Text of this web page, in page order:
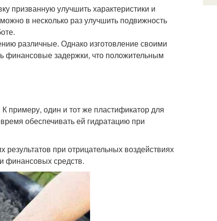
призванную улучшить характеристики и
в несколько раз улучшить подвижность
различные. Однако изготовление своими
финансовые задержки, что положительным
К примеру, один и тот же пластификатор для
обеспечивать ей гидратацию при
при отрицательных воздействиях
финансовых средств.